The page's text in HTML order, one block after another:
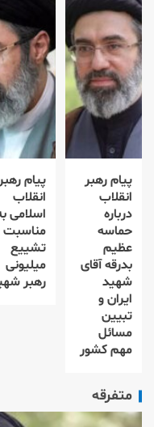
پیام رهبر
انقلاب
درباره
حماسه
عظیم
بدرقه آقای
شهید
ایران و
تبیین
مسائل
مهم کشور
پیام
انقلاب
اسلامی
مناسبت
تشییع
میلیونی
رهبر
متفرقه